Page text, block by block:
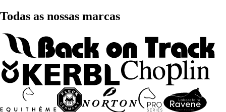
Todas as nossas marcas